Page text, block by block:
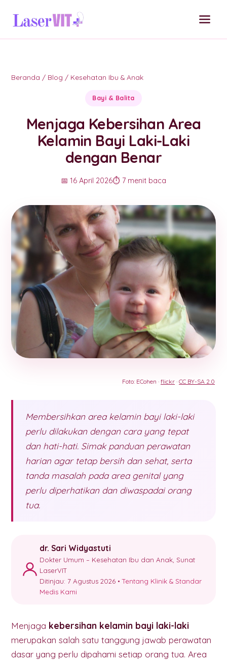
Beranda / Blog / Kesehatan Ibu & Anak
Bayi & Balita
Menjaga Kebersihan Area
Kelamin Bayi Laki-Laki
dengan Benar
📅 16 April 2026⏱️ 7 menit baca
Foto: ECohen · flickr · CC BY-SA 2.0
Membersihkan area kelamin bayi laki-laki
perlu dilakukan dengan cara yang tepat
dan hati-hati. Simak panduan perawatan
harian agar tetap bersih dan sehat, serta
tanda masalah pada area genital yang
perlu diperhatikan dan diwaspadai orang
tua.
dr. Sari Widyastuti
Dokter Umum – Kesehatan Ibu dan Anak, Sunat
LaserVIT
Ditinjau: 7 Agustus 2026 •Tentang Klinik & Standar
Medis Kami
Menjaga kebersihan kelamin bayi laki-laki
merupakan salah satu tanggung jawab perawatan
dasar yang perlu dipahami setiap orang tua. Area